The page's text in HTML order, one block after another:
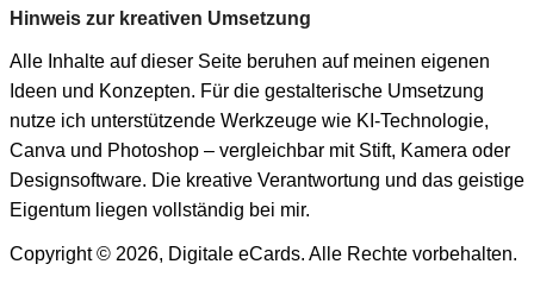
Hinweis zur kreativen Umsetzung
Alle Inhalte auf dieser Seite beruhen auf meinen eigenen
Ideen und Konzepten. Für die gestalterische Umsetzung
nutze ich unterstützende Werkzeuge wie KI-Technologie,
Canva und Photoshop – vergleichbar mit Stift, Kamera oder
Designsoftware. Die kreative Verantwortung und das geistige
Eigentum liegen vollständig bei mir.
Copyright © 2026, Digitale eCards. Alle Rechte vorbehalten.